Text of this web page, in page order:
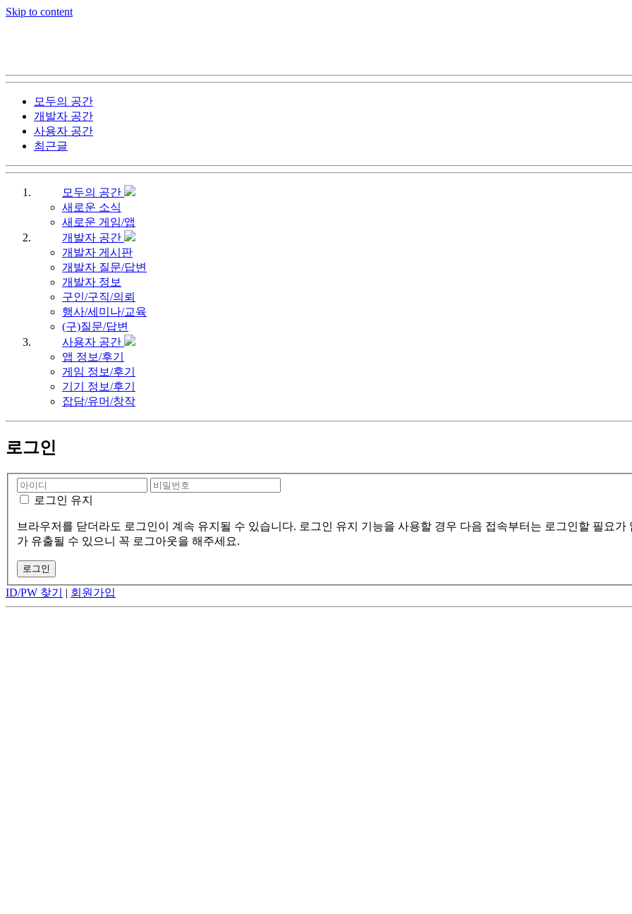
Skip to content
모두의 공간
개발자 공간
사용자 공간
최근글
모두의 공간
새로운 소식
새로운 게임/앱
개발자 공간
개발자 게시판
개발자 질문/답변
개발자 정보
구인/구직/의뢰
행사/세미나/교육
(구)질문/답변
사용자 공간
앱 정보/후기
게임 정보/후기
기기 정보/후기
잡담/유머/창작
로그인
로그인 유지
브라우저를 닫더라도 로그인이 계속 유지될 수 있습니다. 로그인 유지 기능을 사용할 경우 다음 접속부터는 로그인할 필요
가 유출될 수 있으니 꼭 로그아웃을 해주세요.
ID/PW 찾기 | 회원가입